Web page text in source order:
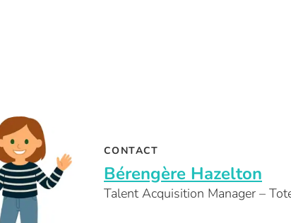
CONTACT
Bérengère Hazelton
Talent Acquisition Manager –